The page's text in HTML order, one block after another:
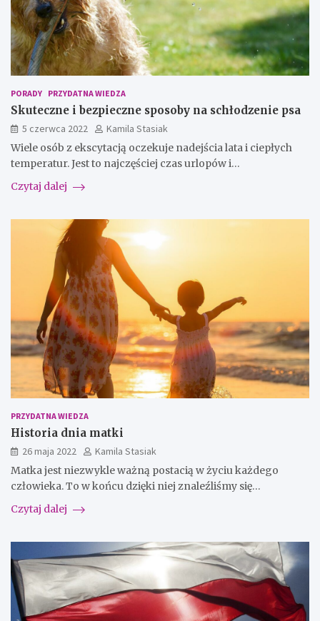
PORADY PRZYDATNA WIEDZA
Skuteczne i bezpieczne sposoby na schłodzenie psa
5 czerwca 2022
Kamila Stasiak
Wiele osób z ekscytacją oczekuje nadejścia lata i ciepłych
temperatur. Jest to najczęściej czas urlopów i…
Czytaj dalej
PRZYDATNA WIEDZA
Historia dnia matki
26 maja 2022
Kamila Stasiak
Matka jest niezwykle ważną postacią w życiu każdego
człowieka. To w końcu dzięki niej znaleźliśmy się…
Czytaj dalej